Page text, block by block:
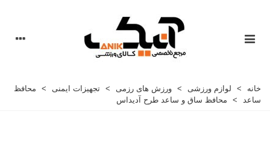
خانه > لوازم ورزشی > ورزش های رزمی > تجهیزات ایمنی >
محافظ
ساعد
> محافظ ساق و ساعد طرح آدیداس